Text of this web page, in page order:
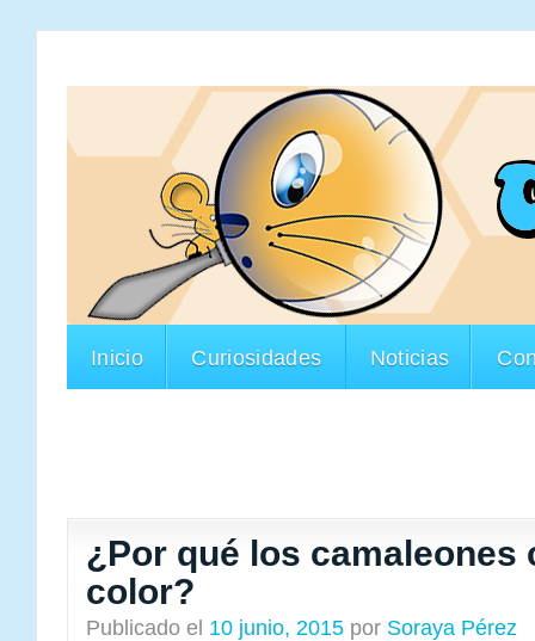
Inicio Curiosidades Noticias
¿Por qué los camaleones
color?
Publicado el 10 junio, 2015 por Soraya Pérez